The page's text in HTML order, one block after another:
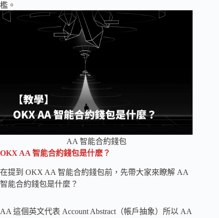
檻。
AA 智能合約錢包
OKX AA 智能合約錢包是什麽？
在提到 OKX AA 智能合約錢包前，先帶大家來瞭解 AA
智能合約錢包是什麼？
AA 這個英文代表 Account Abstract（帳戶抽象）所以 AA